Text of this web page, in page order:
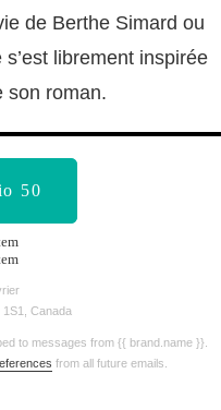
de Berthe Simard ou
librement inspirée
son roman.
50
Canada
to messages from {{ brand.name }}.
from all future emails.